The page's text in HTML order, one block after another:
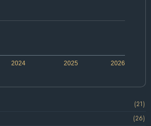
2024 2026
2025
(21)
(26)